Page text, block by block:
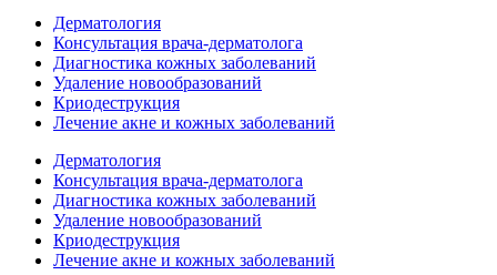
Дерматология
Консультация врача-дерматолога
Диагностика кожных заболеваний
Удаление новообразований
Криодеструкция
Лечение акне и кожных заболеваний
Дерматология
Консультация врача-дерматолога
Диагностика кожных заболеваний
Удаление новообразований
Криодеструкция
Лечение акне и кожных заболеваний